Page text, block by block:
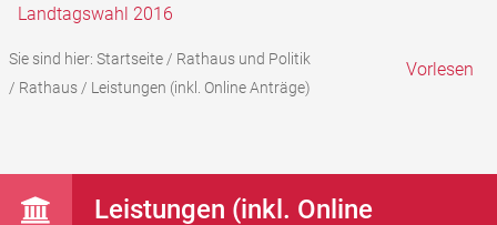
Landtagswahl 2016
Sie sind hier: Startseite/ Rathaus und Politik
/ Rathaus/ Leistungen (inkl. Online Anträge)
Vorlesen
Leistungen (inkl. Online